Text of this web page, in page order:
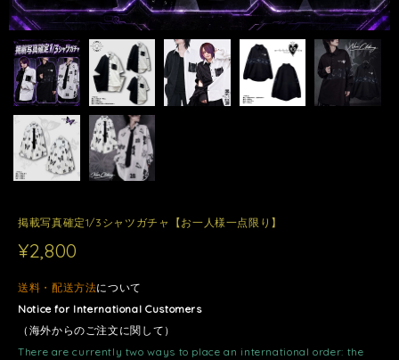
掲載写真確定1/3シャツガチャ【お一人様一点限り】
¥2,800
送料・配送方法について
Notice for International Customers
（海外からのご注文に関して）
There are currently two ways to place an international order: the